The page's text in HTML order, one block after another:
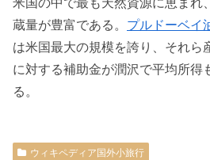
蔵量が豊富である。 プルドーベイ
は米国最大の規模を誇り、それら
に対する補助金が潤沢で平均所得
る。
ウィキペディア国外小旅行